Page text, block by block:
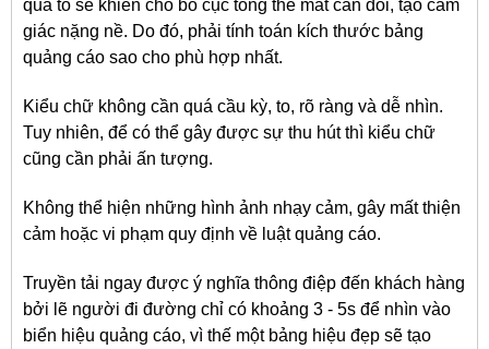
quá to sẽ khiến cho bố cục tổng thể mất cân đối, tạo cảm
giác nặng nề. Do đó, phải tính toán kích thước bảng
quảng cáo sao cho phù hợp nhất.
Kiểu chữ không cần quá cầu kỳ, to, rõ ràng và dễ nhìn.
Tuy nhiên, để có thể gây được sự thu hút thì kiểu chữ
cũng cần phải ấn tượng.
Không thể hiện những hình ảnh nhạy cảm, gây mất thiện
cảm hoặc vi phạm quy định về luật quảng cáo.
Truyền tải ngay được ý nghĩa thông điệp đến khách hàng
bởi lẽ người đi đường chỉ có khoảng 3 - 5s để nhìn vào
biển hiệu quảng cáo, vì thế một bảng hiệu đẹp sẽ tạo